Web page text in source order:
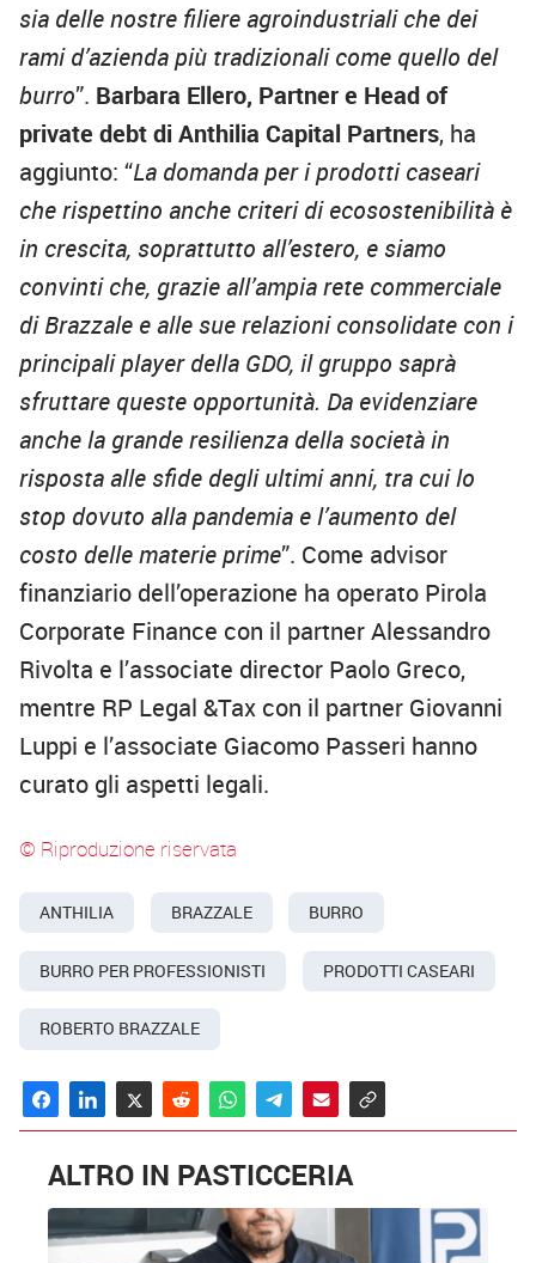
sia delle nostre filiere agroindustriali che dei
rami d’azienda più tradizionali come quello del
burro”. Barbara Ellero, Partner e Head of
private debt di Anthilia Capital Partners, ha
aggiunto: “La domanda per i prodotti caseari
che rispettino anche criteri di ecosostenibilità è
in crescita, soprattutto all’estero, e siamo
convinti che, grazie all’ampia rete commerciale
di Brazzale e alle sue relazioni consolidate con i
principali player della GDO, il gruppo saprà
sfruttare queste opportunità. Da evidenziare
anche la grande resilienza della società in
risposta alle sfide degli ultimi anni, tra cui lo
stop dovuto alla pandemia e l’aumento del
costo delle materie prime”. Come advisor
finanziario dell’operazione ha operato Pirola
Corporate Finance con il partner Alessandro
Rivolta e l’associate director Paolo Greco,
mentre RP Legal &Tax con il partner Giovanni
Luppi e l’associate Giacomo Passeri hanno
curato gli aspetti legali.
© Riproduzione riservata
ANTHILIA BRAZZALE BURRO
BURRO PER PROFESSIONISTI PRODOTTI CASEARI
ROBERTO BRAZZALE
ALTRO IN PASTICCERIA